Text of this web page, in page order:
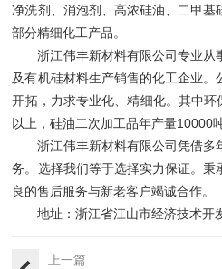
净洗剂、消泡剂、高浓硅油、二甲基
部分精细化工产品。
浙江伟丰新材料有限公司专业从
及有机硅材料生产销售的化工企业
开拓，力求专业化、精细化。其中
以上，硅油二次加工品年产量10000
浙江伟丰新材料有限公司凭借多
务。选择我们等于选择实力保证。
良的售后服务与新老客户竭诚合作。
地址：浙江省江山市经济技术开
上一篇